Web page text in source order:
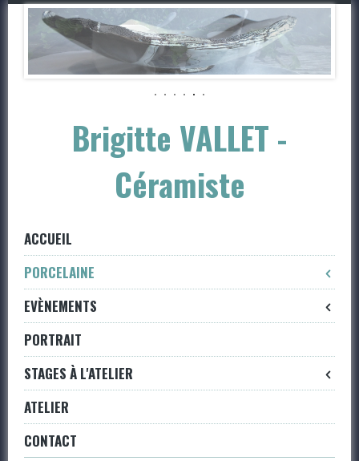
Skip
navigation
Skip
Brigitte VALLET -
Céramiste
ACCUEIL
PORCELAINE
EVÈNEMENTS
PORTRAIT
STAGES À L'ATELIER
ATELIER
CONTACT